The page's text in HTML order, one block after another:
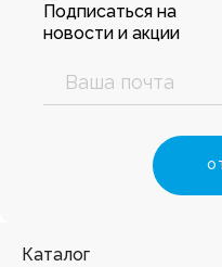
Подписаться на
новости и акции
Каталог